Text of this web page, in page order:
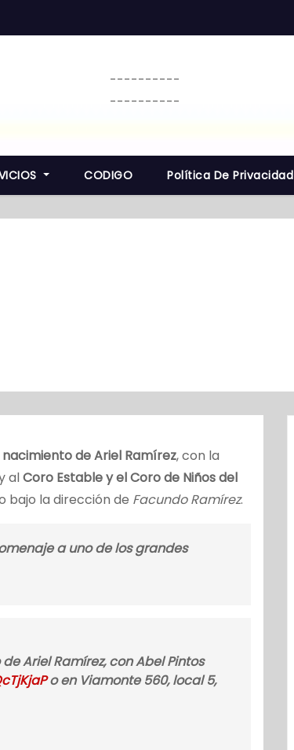
----------
----------
CODIGO Política De Privacidad
nacimiento de Ariel Ramírez, con la
alCoro Estable y el Coro de Niños del
bajo la dirección de Facundo Ramírez.
a uno de los grandes
Ariel Ramírez, con Abel Pintos
o en Viamonte 560, local 5,